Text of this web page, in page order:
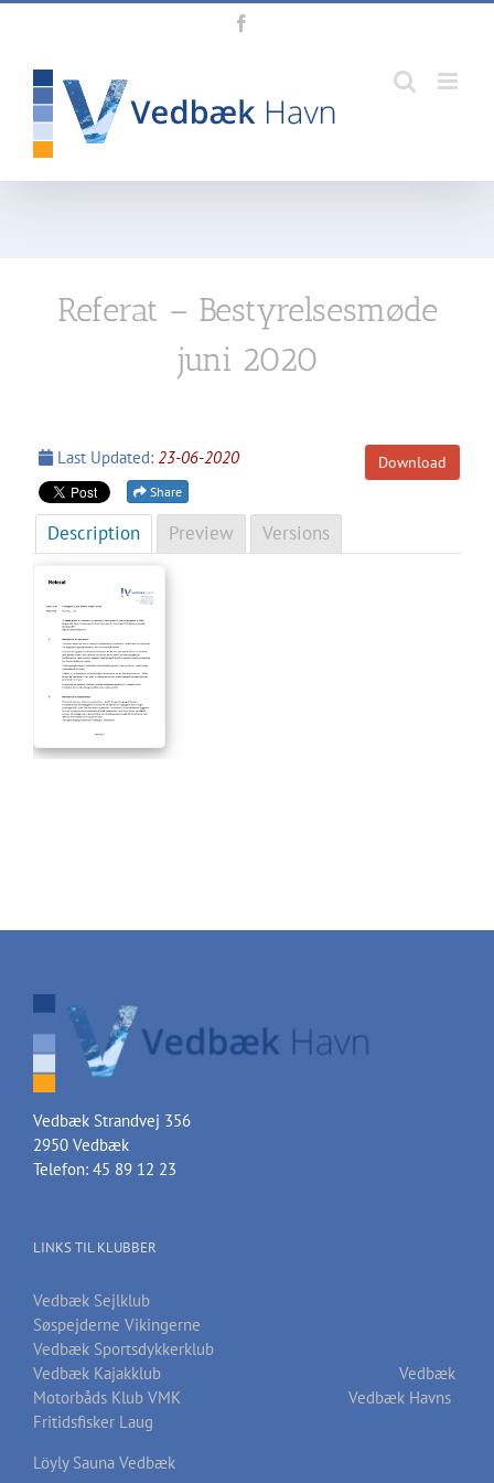
Skip
Referat – Bestyrelsesmøde
juni 2020
Download
Last Updated: 23-06-2020
Share
Description Preview Versions
Vedbæk Strandvej 356
2950 Vedbæk
Telefon: 45 89 12 23
LINKS TIL KLUBBER
Vedbæk Sejlklub
Søspejderne Vikingerne
Vedbæk Sportsdykkerklub
Vedbæk Kajakklub
Vedbæk
Motorbåds Klub VMK
Vedbæk Havns
Fritidsfisker Laug
Löyly Sauna Vedbæk